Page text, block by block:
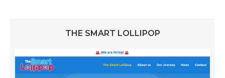
THE SMART LOLLIPOP